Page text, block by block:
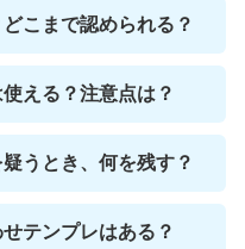
こまで認められる？
える？注意点は？
うとき、何を残す？
テンプレはある？